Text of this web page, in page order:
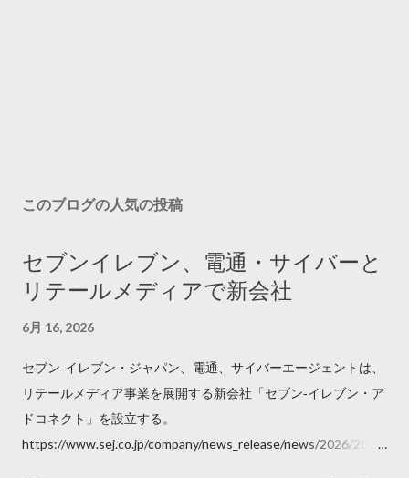
このブログの人気の投稿
セブンイレブン、電通・サイバーと
リテールメディアで新会社
6月 16, 2026
セブン‐イレブン・ジャパン、電通、サイバーエージェントは、
リテールメディア事業を展開する新会社「セブン‐イレブン・ア
ドコネクト」を設立する。
https://www.sej.co.jp/company/news_release/news/2026/2026